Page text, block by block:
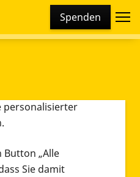
Spenden
Cookies und
Cookies und
personalisierter
Button „Alle
Sie damit